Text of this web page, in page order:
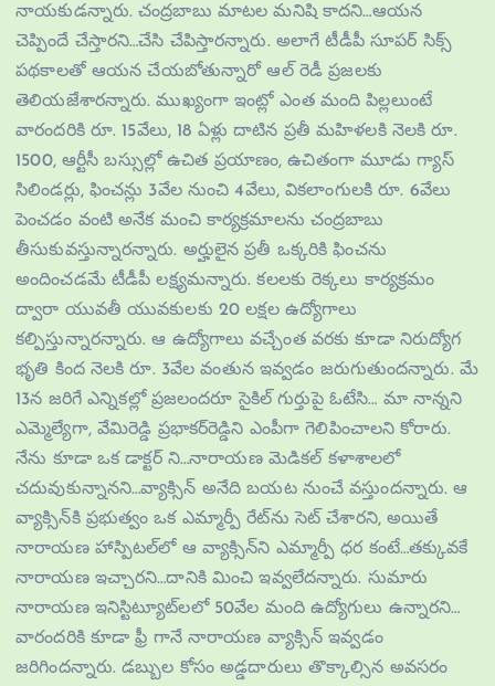
నాయకుడ‌న్నారు. చంద్ర‌బాబు మాట‌ల మ‌నిషి కాద‌ని…ఆయ‌న
చెప్పిందే చేస్తార‌ని…చేసి చేపిస్తార‌న్నారు. అలాగే టీడీపీ సూప‌ర్ సిక్స్
ప‌థ‌కాల‌తో ఆయ‌న చేయ‌బోతున్నారో ఆల్ రెడీ ప్ర‌జ‌ల‌కు
తెలియ‌జేశార‌న్నారు. ముఖ్యంగా ఇంట్లో ఎంత మంది పిల్ల‌లుంటే
వారంద‌రికి రూ. 15వేలు, 18 ఏళ్లు దాటిన‌ ప్ర‌తీ మ‌హిళ‌ల‌కి నెల‌కి రూ.
1500, ఆర్టీసీ బ‌స్సుల్లో ఉచిత ప్ర‌యాణం, ఉచితంగా మూడు గ్యాస్
సిలిండ‌ర్లు, ఫించ‌న్లు 3వేల నుంచి 4వేలు, విక‌లాంగుల‌కి రూ. 6వేలు
పెంచ‌డం వంటి అనేక మంచి కార్య‌క్ర‌మాల‌ను చంద్ర‌బాబు
తీసుకువ‌స్తున్నార‌న్నారు. అర్హులైన ప్ర‌తీ ఒక్క‌రికి ఫించ‌ను
అందించ‌డ‌మే టీడీపీ ల‌క్ష్య‌మ‌న్నారు. క‌ల‌ల‌కు రెక్క‌లు కార్య‌క్ర‌మం
ద్వారా యువ‌తీ యువ‌కుల‌కు 20 ల‌క్ష‌ల ఉద్యోగాలు
క‌ల్పిస్తున్నార‌న్నారు. ఆ ఉద్యోగాలు వ‌చ్చేంత వ‌ర‌కు కూడా నిరుద్యోగ
భృతి కింద నెల‌కి రూ. 3వేల వంతున ఇవ్వ‌డం జ‌రుగుతుంద‌న్నారు. మే
13న జ‌రిగే ఎన్నిక‌ల్లో ప్ర‌జ‌లంద‌రూ సైకిల్ గుర్తుపై ఓటేసి… మా నాన్నని
ఎమ్మెల్యేగా, వేమిరెడ్డి ప్ర‌భాక‌ర్‌రెడ్డిని ఎంపీగా గెలిపించాల‌ని కోరారు.
నేను కూడా ఒక డాక్ట‌ర్ ని…నారాయ‌ణ మెడిక‌ల్ క‌ళాశాల‌లో
చ‌దువుకున్నాన‌ని…వ్యాక్సిన్ అనేది బ‌య‌ట నుంచే వ‌స్తుంద‌న్నారు. ఆ
వ్యాక్సిన్‌కి ప్ర‌భుత్వం ఒక ఎమ్మార్పీ రేట్‌ను సెట్ చేశార‌ని, అయితే
నారాయ‌ణ హాస్పిట‌ల్‌లో ఆ వ్యాక్సిన్‌ని ఎమ్మార్పీ ధ‌ర కంటే…త‌క్కువ‌కే
నారాయ‌ణ ఇచ్చార‌ని…దానికి మించి ఇవ్వ‌లేద‌న్నారు. సుమారు
నారాయ‌ణ ఇనిస్టిట్యూట్‌ల‌లో 50వేల మంది ఉద్యోగులు ఉన్నార‌ని…
వారంద‌రికి కూడా ఫ్రీ గానే నారాయ‌ణ వ్యాక్సిన్ ఇవ్వ‌డం
జ‌రిగింద‌న్నారు. డ‌బ్బుల కోసం అడ్డ‌దారులు తొక్కాల్సిన అవ‌స‌రం